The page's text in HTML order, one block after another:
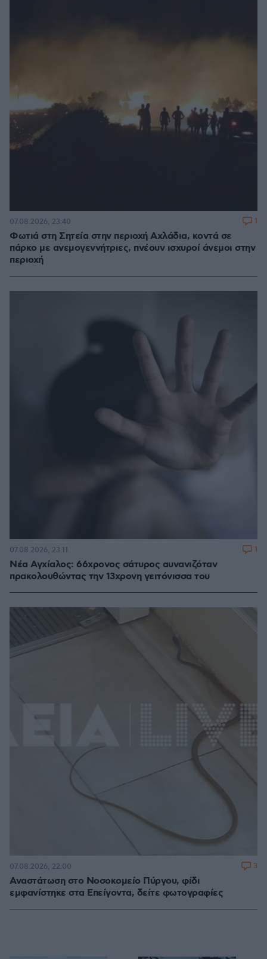
Φωτιά στη Σητεία στην περιοχή Αχλάδια, κοντά σε
πάρκο με ανεμογεννήτριες, πνέουν ισχυροί άνεμοι στην
περιοχή
07.08.2026, 23:40 1
Νέα Αγχίαλος: 66χρονος σάτυρος αυνανιζόταν
πρακολουθώντας την 13χρονη γειτόνισσα του
07.08.2026, 23:11 1
Αναστάτωση στο Νοσοκομείο Πύργου, φίδι
εμφανίστηκε στα Επείγοντα, δείτε φωτογραφίες
07.08.2026, 22:00 3